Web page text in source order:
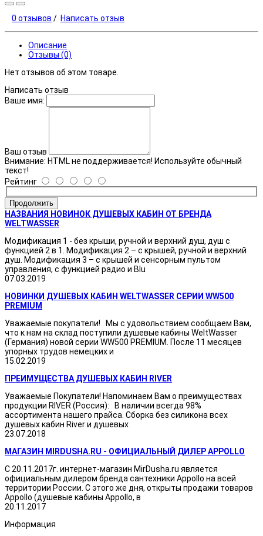
0 отзывов / Написать отзыв
Описание
Отзывы (0)
Нет отзывов об этом товаре.
Написать отзыв
Ваше имя:
Ваш отзыв
Внимание: HTML не поддерживается! Используйте обычный
текст!
Рейтинг
Продолжить
НАЗВАНИЯ НОВИНОК ДУШЕВЫХ КАБИН ОТ БРЕНДА
WELTWASSER
Модификация 1 - без крыши, ручной и верхний душ, душ с
функцией 2 в 1. Модификация 2 – с крышей, ручной и верхний
душ. Модификация 3 – с крышей и сенсорным пультом
управления, с функцией радио и Blu
07.03.2019
НОВИНКИ ДУШЕВЫХ КАБИН WELTWASSER СЕРИИ WW500
PREMIUM
Уважаемые покупатели! Мы с удовольствием сообщаем Вам,
что к нам на склад поступили душевые кабины WeltWasser
(Германия) новой серии WW500 PREMIUM. После 11 месяцев
упорных трудов немецких и
15.02.2019
ПРЕИМУЩЕСТВА ДУШЕВЫХ КАБИН RIVER
Уважаемые Покупатели! Напоминаем Вам о преимуществах
продукции RIVER (Россия): В наличии всегда 98%
ассортимента нашего прайса. Сборка без силикона всех
душевых кабин River и душевых
23.07.2018
МАГАЗИН MIRDUSHA.RU - ОФИЦИАЛЬНЫЙ ДИЛЕР APPOLLO
С 20.11.2017г. интернет-магазин MirDusha.ru является
официальным дилером бренда сантехники Appollo на всей
территории России. С этого же дня, открыты продажи товаров
Appollo (душевые кабины Appollo, в
20.11.2017
Информация